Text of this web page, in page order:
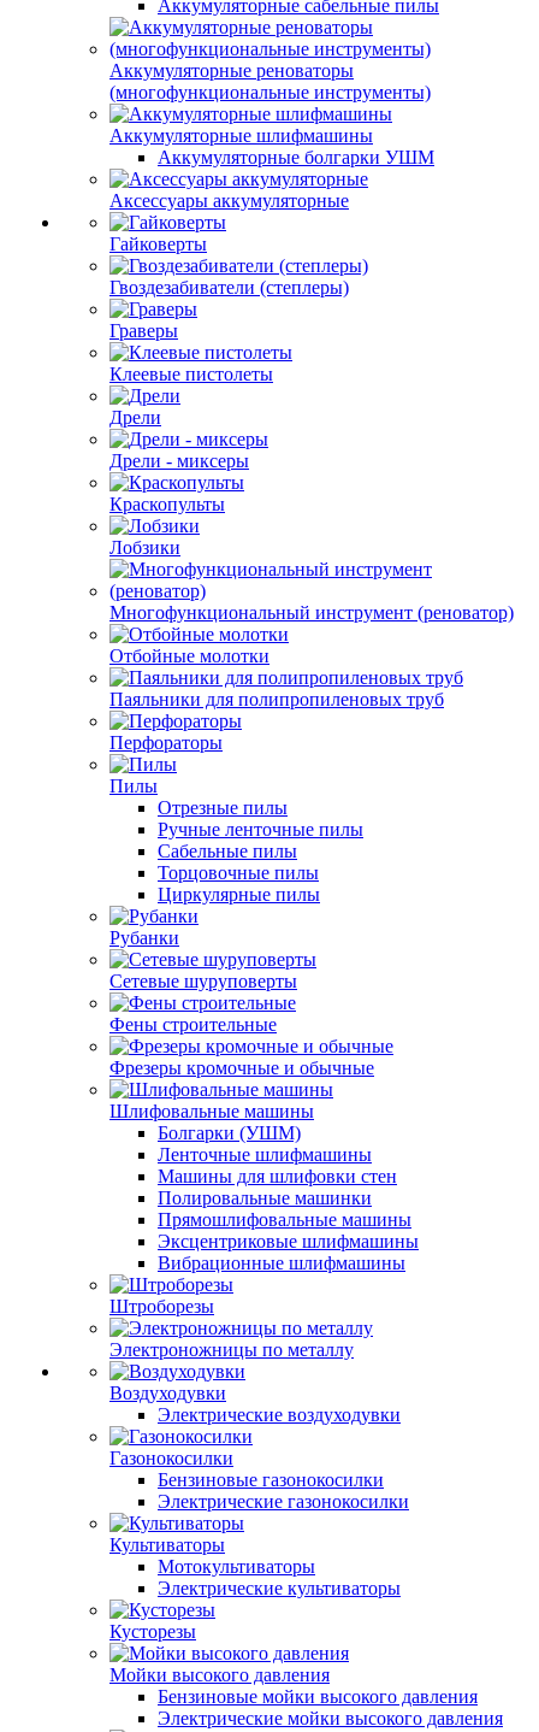
Аккумуляторные сабельные пилы
Аккумуляторные реноваторы
(многофункциональные инструменты)
Аккумуляторные шлифмашины
Аккумуляторные болгарки УШМ
Аксессуары аккумуляторные
Гайковерты
Гвоздезабиватели (степлеры)
Граверы
Клеевые пистолеты
Дрели
Дрели - миксеры
Краскопульты
Лобзики
Многофункциональный инструмент (реноватор)
Отбойные молотки
Паяльники для полипропиленовых труб
Перфораторы
Пилы
Отрезные пилы
Ручные ленточные пилы
Сабельные пилы
Торцовочные пилы
Циркулярные пилы
Рубанки
Сетевые шуруповерты
Фены строительные
Фрезеры кромочные и обычные
Шлифовальные машины
Болгарки (УШМ)
Ленточные шлифмашины
Машины для шлифовки стен
Полировальные машинки
Прямошлифовальные машины
Эксцентриковые шлифмашины
Вибрационные шлифмашины
Штроборезы
Электроножницы по металлу
Воздуходувки
Электрические воздуходувки
Газонокосилки
Бензиновые газонокосилки
Электрические газонокосилки
Культиваторы
Мотокультиваторы
Электрические культиваторы
Кусторезы
Мойки высокого давления
Бензиновые мойки высокого давления
Электрические мойки высокого давления